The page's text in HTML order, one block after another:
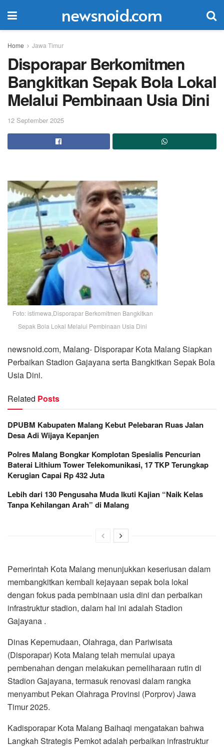
newsnoid.com
Home Jawa Timur
Disporapar Berkomitmen
Bangkitkan Sepak Bola Lokal
Melalui Pembinaan Usia Dini
12 September 2025
Foto: istimewa,Disporapar Berkomitmen Bangkitkan
Sepak Bola Lokal Melalui Pembinaan Usia Dini
newsnoid.com, Malang- Disporapar Kota Malang Siapkan
Perbaikan Stadion Gajayana serta Bangkitkan Sepak Bola
Usia Dini.
Related Posts
DPUBM Kabupaten Malang Kebut Pelebaran Ruas Jalan
Desa Adi Wijaya Kepanjen
Polres Malang Bongkar Komplotan Spesialis Pencurian
Baterai Lithium Tower Telekomunikasi, 17 TKP Terungkap
Kerugian Capai Rp 432 Juta
Lebih dari 130 Pengusaha Muda Ikuti Kajian “Naik Kelas
Tanpa Kehilangan Arah” di Malang
Pemerintah Kota Malang menunjukkan keseriusan dalam
membangkitkan kembali kejayaan sepak bola lokal
dengan fokus pada pembinaan usia dini dan perbaikan
infrastruktur stadion, dalam hal ini adalah Stadion
Gajayana .
Dinas Kepemudaan, Olahraga, dan Pariwisata
(Disporapar) Kota Malang telah memulai upaya
pembenahan dengan melakukan pemeliharaan rutin di
Stadion Gajayana, termasuk renovasi dalam rangka
menyambut Pekan Olahraga Provinsi (Porprov) Jawa
Timur 2025.
Kadisporapar Kota Malang Baihaqi mengatakan bahwa
Langkah Strategis Pemkot adalah perbaikan infrastruktur